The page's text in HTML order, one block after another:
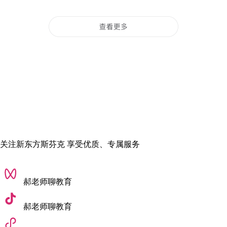
关注新东方斯芬克 享受优质、专属服务
郝老师聊教育
郝老师聊教育